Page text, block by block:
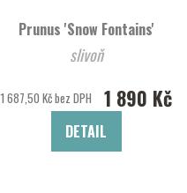
Prunus 'Snow Fontains'
slivoň
1 687,50 Kč bez DPH 1 890 Kč
DETAIL